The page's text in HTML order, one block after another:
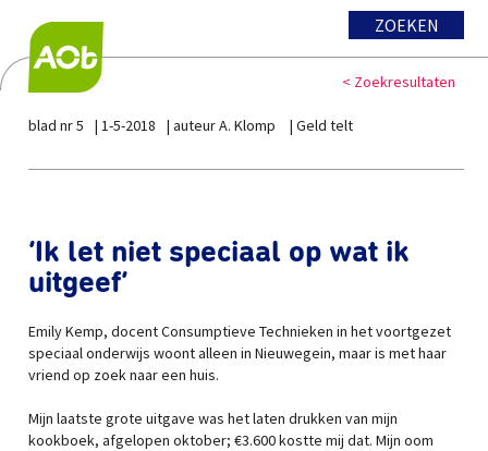
ZOEKEN
< Zoekresultaten
blad nr 5 1-5-2018 auteur A. Klomp Geld telt
‘Ik let niet speciaal op wat ik
uitgeef’
Emily Kemp, docent Consumptieve Technieken in het voortgezet
speciaal onderwijs woont alleen in Nieuwegein, maar is met haar
vriend op zoek naar een huis.
Mijn laatste grote uitgave was het laten drukken van mijn
kookboek, afgelopen oktober; €3.600 kostte mij dat. Mijn oom